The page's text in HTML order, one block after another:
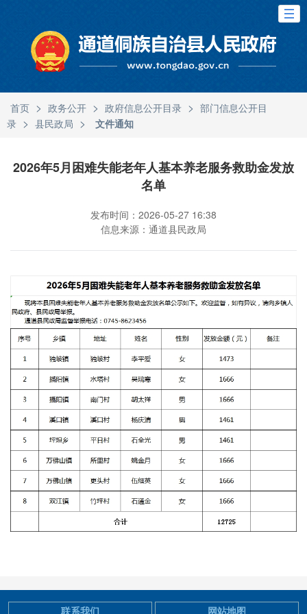
首页 > 政务公开 > 政府信息公开目录 > 部门信息公开目
录 > 县民政局 > 文件通知
2026年5月困难失能老年人基本养老服务救助金发放
名单
发布时间：2026-05-27 16:38
信息来源：通道县民政局
联系我们 网站地图